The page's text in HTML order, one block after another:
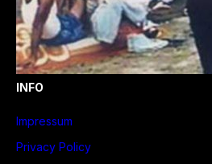
INFO
Impressum
Privacy Policy